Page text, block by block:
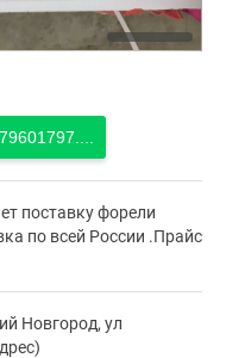
поставку форели
по всей России .Прайс
Новгород, ул